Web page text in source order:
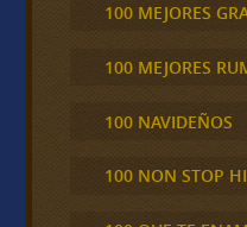
100 MEJORES
100 MEJORES
100 NAVIDEÑOS
100 NON STOP